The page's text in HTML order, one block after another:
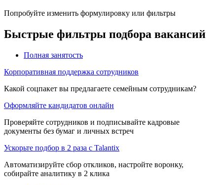
Попробуйте изменить формулировку или фильтры
Быстрые фильтры подбора вакансий
Полная занятость
Корпоративная поддержка сотрудников
Какой соцпакет вы предлагаете семейным сотрудникам?
Оформляйте кандидатов онлайн
Проверяйте сотрудников и подписывайте кадровые
документы без бумаг и личных встреч
Ускорьте подбор в 2 раза с Talantix
Автоматизируйте сбор откликов, настройте воронку,
собирайте аналитику в 2 клика